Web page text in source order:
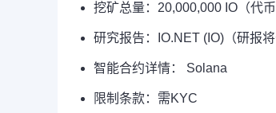
挖矿总量：20,000,000 IO（代
研究报告：IO.NET (IO)（研报
智能合约详情： Solana
限制条款：需KYC